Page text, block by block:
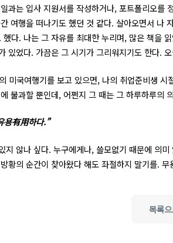
과는 입사 지원서를 작성하거나, 포트폴리오
여행을 떠나기도 했던 것 같다. 살아오면서 나
다. 나는 그 자유를 최대한 누리며, 많은 책을
있었다. 가끔은 그 시기가 그리워지기도 한다.
미국여행기를 보고 있으면, 나의 취업준비생
불과할 뿐인데, 어쩐지 그 때는 그 하루하루
용有用하다.”
지 않나 싶다. 누구에게나, 쓸모없기 때문에 의
황의 순간이 찾아왔다 해도 좌절하지 말기를.
목록